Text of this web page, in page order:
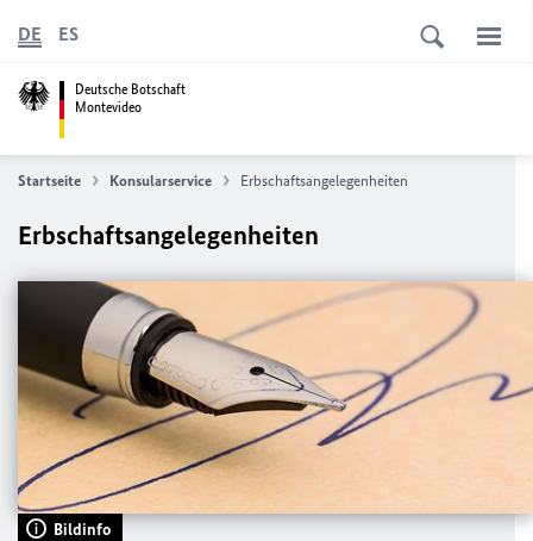
Deutsche Botschaft
Montevideo
DE ES
Startseite Konsularservice Erbschaftsangelegenheiten
Erbschaftsangelegenheiten
Bildinfo